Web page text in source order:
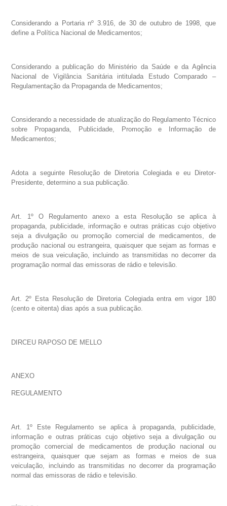
Considerando a Portaria nº 3.916, de 30 de outubro de 1998, que
define a Política Nacional de Medicamentos;
Considerando a publicação do Ministério da Saúde e da Agência
Nacional de Vigilância Sanitária intitulada Estudo Comparado –
Regulamentação da Propaganda de Medicamentos;
Considerando a necessidade de atualização do Regulamento Técnico
sobre Propaganda, Publicidade, Promoção e Informação de
Medicamentos;
Adota a seguinte Resolução de Diretoria Colegiada e eu Diretor-
Presidente, determino a sua publicação.
Art. 1º O Regulamento anexo a esta Resolução se aplica à
propaganda, publicidade, informação e outras práticas cujo objetivo
seja a divulgação ou promoção comercial de medicamentos, de
produção nacional ou estrangeira, quaisquer que sejam as formas e
meios de sua veiculação, incluindo as transmitidas no decorrer da
programação normal das emissoras de rádio e televisão.
Art. 2º Esta Resolução de Diretoria Colegiada entra em vigor 180
(cento e oitenta) dias após a sua publicação.
DIRCEU RAPOSO DE MELLO
ANEXO
REGULAMENTO
Art. 1º Este Regulamento se aplica à propaganda, publicidade,
informação e outras práticas cujo objetivo seja a divulgação ou
promoção comercial de medicamentos de produção nacional ou
estrangeira, quaisquer que sejam as formas e meios de sua
veiculação, incluindo as transmitidas no decorrer da programação
normal das emissoras de rádio e televisão.